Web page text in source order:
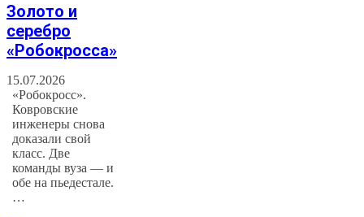
Золото и
серебро
«Робокросса»
15.07.2026
«Робокросс».
Ковровские
инженеры снова
доказали свой
класс. Две
команды вуза — и
обе на пьедестале.
…